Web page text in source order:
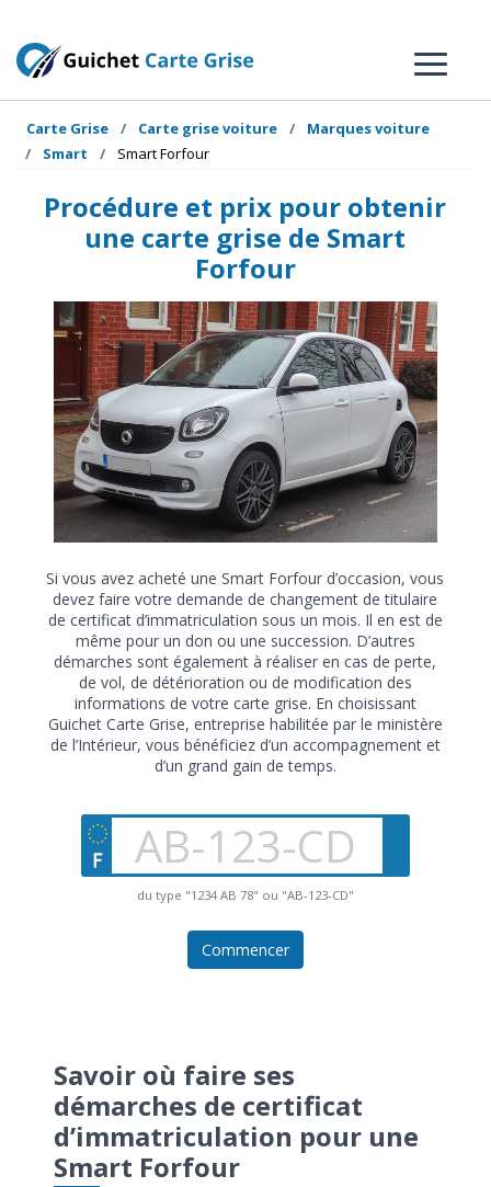
Carte Grise Carte grise voiture
Marques voiture
Smart
Smart Forfour
Procédure et prix pour obtenir
une carte grise de Smart
Forfour
Si vous avez acheté une Smart Forfour d’occasion, vous
devez faire votre demande de changement de titulaire
de certificat d’immatriculation sous un mois. Il en est de
même pour un don ou une succession. D’autres
démarches sont également à réaliser en cas de perte,
de vol, de détérioration ou de modification des
informations de votre carte grise. En choisissant
Guichet Carte Grise, entreprise habilitée par le ministère
de l’Intérieur, vous bénéficiez d’un accompagnement et
d’un grand gain de temps.
du type "1234 AB 78" ou "AB-123-CD"
Commencer
Savoir où faire ses
démarches de certificat
d’immatriculation pour une
Smart Forfour